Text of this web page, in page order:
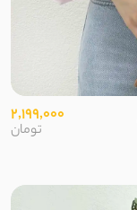
2,199,000
تومان